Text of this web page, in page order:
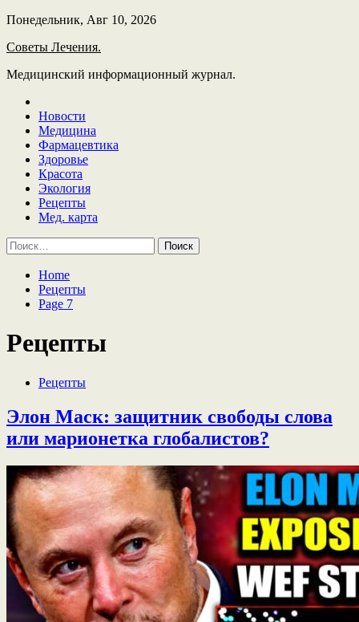
Skip
content
Понедельник, Авг 10, 2026
Советы Лечения.
Медицинский информационный журнал.
Новости
Медицина
Фармацевтика
Здоровье
Красота
Экология
Рецепты
Мед. карта
Найти:
Home
Рецепты
Page 7
Рецепты
Рецепты
Элон Маск: защитник свободы слова
или марионетка глобалистов?